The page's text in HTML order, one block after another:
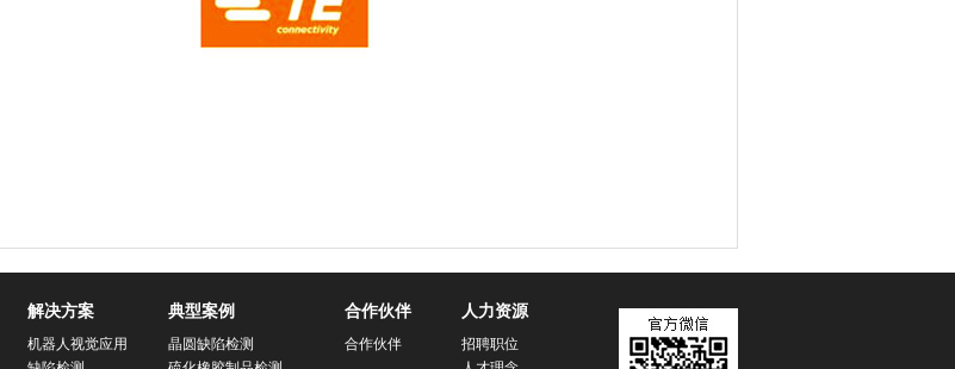
解决方案
机器人视觉应用
典型案例
晶圆缺陷检测
合作伙伴
合作伙伴
人力资源
招聘职位